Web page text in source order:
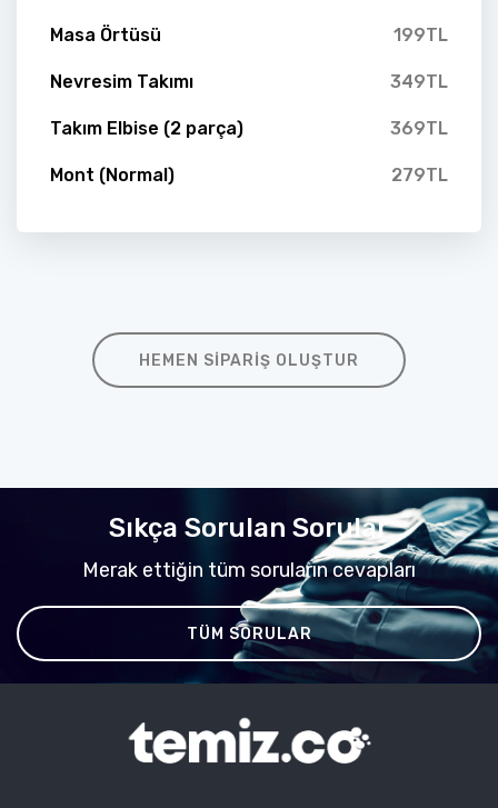
Masa Örtüsü 199TL
Nevresim Takımı 349TL
Takım Elbise (2 parça) 369TL
Mont (Normal) 279TL
HEMEN SIPARIŞ OLUŞTUR
Sıkça Sorulan Sorular
Merak ettiğin tüm soruların cevapları
TÜM SORULAR